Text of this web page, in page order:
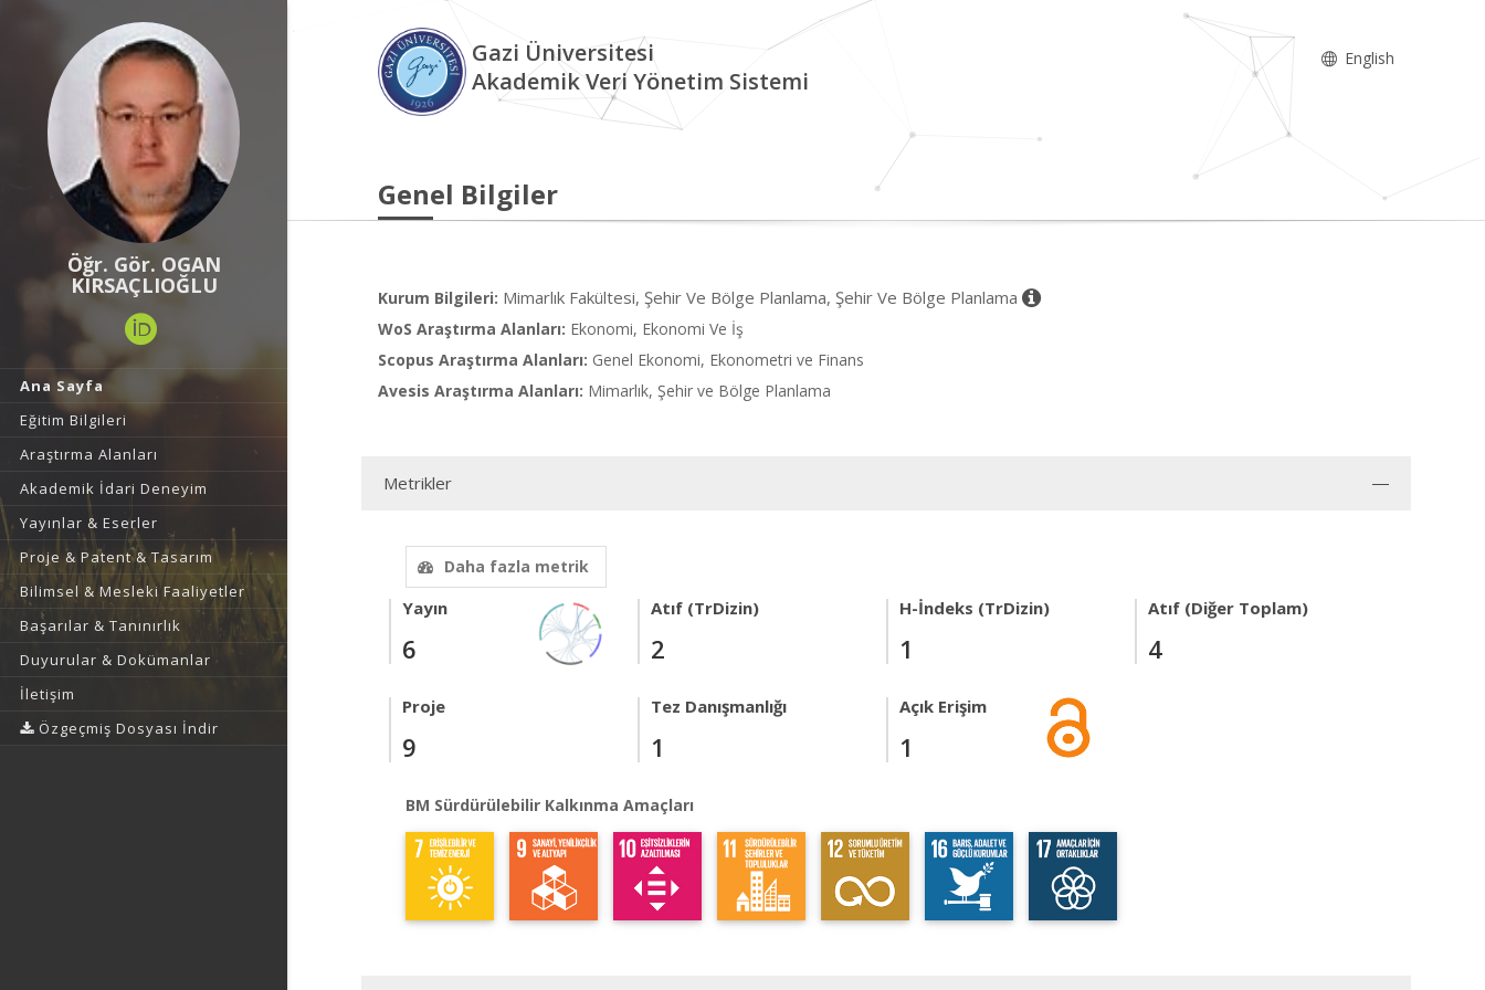
Öğr. Gör. OGAN
KIRSAÇLIOĞLU
Ana Sayfa
Eğitim Bilgileri
Araştırma Alanları
Akademik İdari Deneyim
Yayınlar & Eserler
Proje & Patent & Tasarım
Bilimsel & Mesleki Faaliyetler
Başarılar & Tanınırlık
Duyurular & Dokümanlar
İletişim
Özgeçmiş Dosyası İndir
Gazi Üniversitesi
Akademik Veri Yönetim Sistemi
English
Genel Bilgiler
Kurum Bilgileri: Mimarlık Fakültesi, Şehir Ve Bölge Planlama, Şehir Ve Bölge Planlama
WoS Araştırma Alanları: Ekonomi, Ekonomi Ve İş
Scopus Araştırma Alanları: Genel Ekonomi, Ekonometri ve Finans
Avesis Araştırma Alanları: Mimarlık, Şehir ve Bölge Planlama
Metrikler
Daha fazla metrik
Yayın
6
Atıf (TrDizin)
2
H-İndeks (TrDizin)
1
Atıf (Diğer Toplam)
4
Proje
9
Tez Danışmanlığı
1
Açık Erişim
1
BM Sürdürülebilir Kalkınma Amaçları